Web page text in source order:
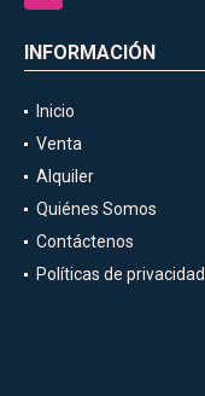
INFORMACIÓN
Inicio
Venta
Alquiler
Quiénes Somos
Contáctenos
Políticas de privacidad